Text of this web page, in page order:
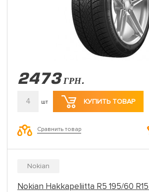
2473 ГРН.
4 шт КУПИТЬ ТОВАР
Сравнить товар
Nokian
Nokian Hakkapeliitta R5 195/60